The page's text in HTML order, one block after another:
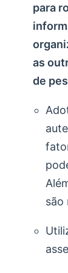
para
as
de
são